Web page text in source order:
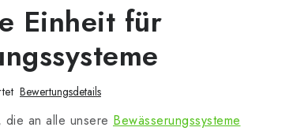
Einheit für
Bewertungsdetails
die an alle unsere Bewässerungssysteme